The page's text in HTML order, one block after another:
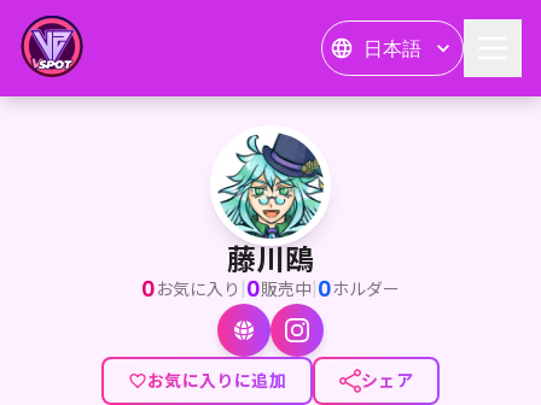
日本語
藤川鴎
<p>Aho-y!ロスシーガルパイレーツの船長、藤川鴎だ！</
藤川鴎
0お気に入り |0販売中|0ホルダー
お気に入りに追加 シェア